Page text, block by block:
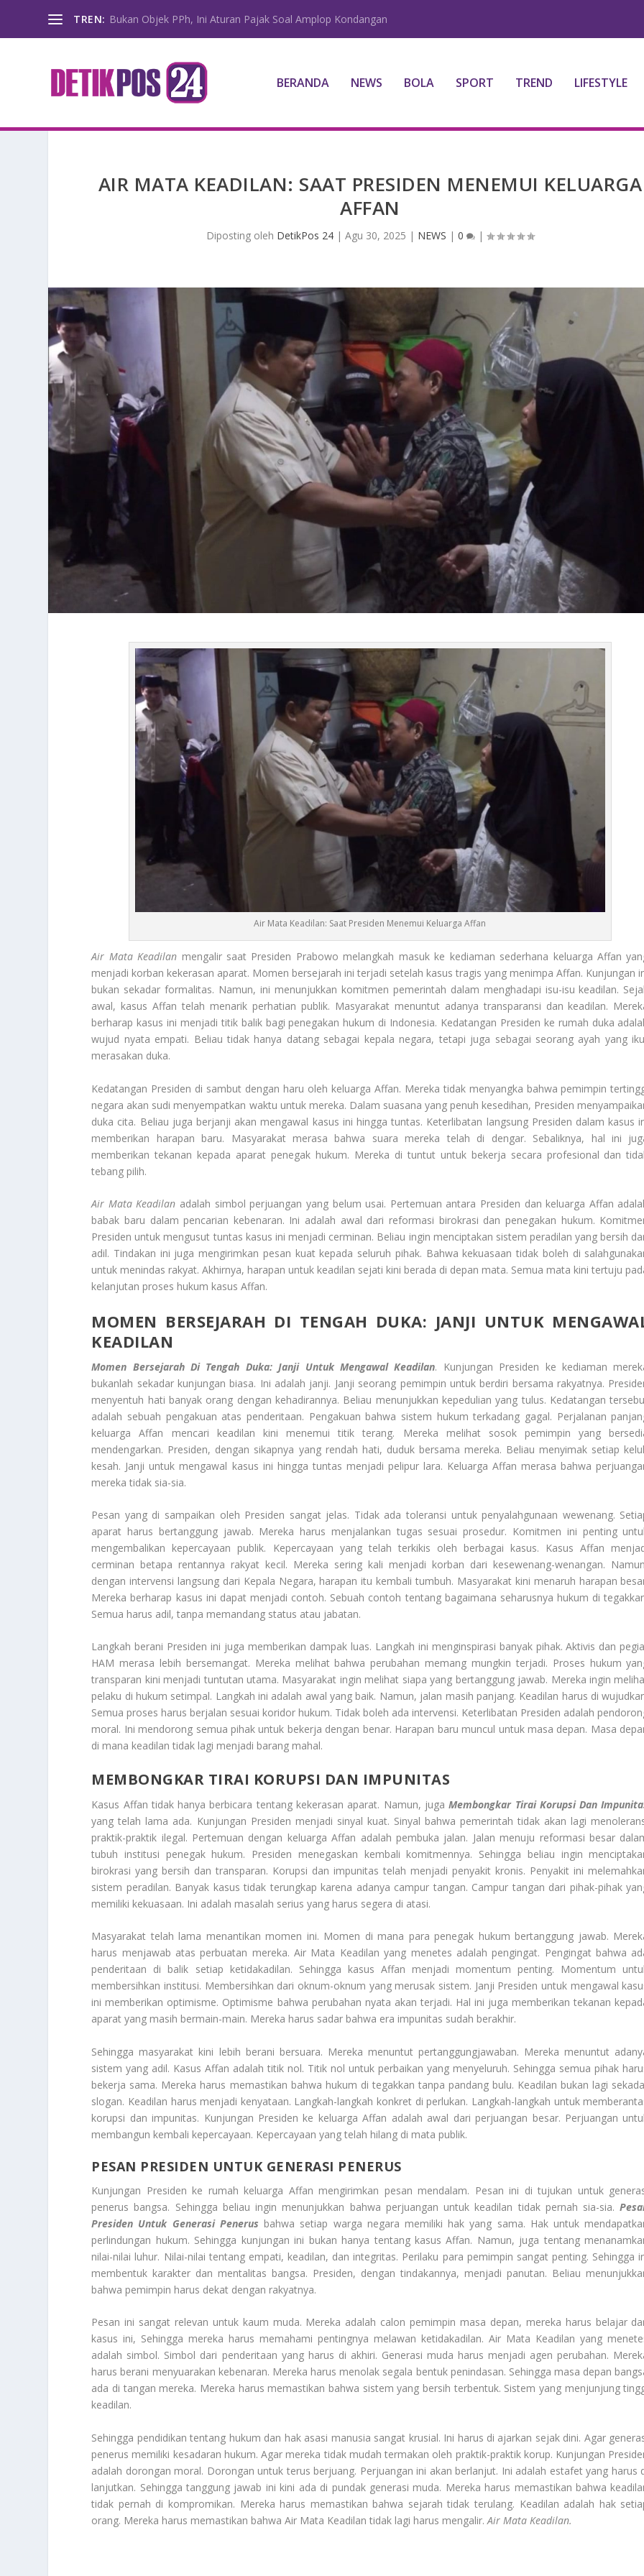
TREN: Bukan Objek PPh, Ini Aturan Pajak Soal Amplop Kondangan
BERANDA NEWS BOLA SPORT TREND LIFESTYLE
AIR MATA KEADILAN: SAAT PRESIDEN MENEMUI KELUARGA
AFFAN
Diposting oleh DetikPos 24| Agu 30, 2025 | NEWS | 0 |
Air Mata Keadilan: Saat Presiden Menemui Keluarga Affan
Air Mata Keadilan mengalir saat Presiden Prabowo melangkah masuk ke kediaman sederhana keluarga Affan
menjadi korban kekerasan aparat. Momen bersejarah ini terjadi setelah kasus tragis yang menimpa Affan. Kunjungan
bukan sekadar formalitas. Namun, ini menunjukkan komitmen pemerintah dalam menghadapi isu-isu keadilan.
awal, kasus Affan telah menarik perhatian publik. Masyarakat menuntut adanya transparansi dan keadilan.
berharap kasus ini menjadi titik balik bagi penegakan hukum di Indonesia. Kedatangan Presiden ke rumah duka
wujud nyata empati. Beliau tidak hanya datang sebagai kepala negara, tetapi juga sebagai seorang ayah yang
merasakan duka.
Kedatangan Presiden di sambut dengan haru oleh keluarga Affan. Mereka tidak menyangka bahwa pemimpin
negara akan sudi menyempatkan waktu untuk mereka. Dalam suasana yang penuh kesedihan, Presiden
duka cita. Beliau juga berjanji akan mengawal kasus ini hingga tuntas. Keterlibatan langsung Presiden dalam kasus
memberikan harapan baru. Masyarakat merasa bahwa suara mereka telah di dengar. Sebaliknya, hal ini
memberikan tekanan kepada aparat penegak hukum. Mereka di tuntut untuk bekerja secara profesional dan
tebang pilih.
Air Mata Keadilan adalah simbol perjuangan yang belum usai. Pertemuan antara Presiden dan keluarga Affan
babak baru dalam pencarian kebenaran. Ini adalah awal dari reformasi birokrasi dan penegakan hukum.
Presiden untuk mengusut tuntas kasus ini menjadi cerminan. Beliau ingin menciptakan sistem peradilan yang bersih
adil. Tindakan ini juga mengirimkan pesan kuat kepada seluruh pihak. Bahwa kekuasaan tidak boleh di
untuk menindas rakyat. Akhirnya, harapan untuk keadilan sejati kini berada di depan mata. Semua mata kini tertuju
kelanjutan proses hukum kasus Affan.
MOMEN BERSEJARAH DI TENGAH DUKA: JANJI UNTUK
KEADILAN
Momen Bersejarah Di Tengah Duka: Janji Untuk Mengawal Keadilan. Kunjungan Presiden ke kediaman
bukanlah sekadar kunjungan biasa. Ini adalah janji. Janji seorang pemimpin untuk berdiri bersama rakyatnya.
menyentuh hati banyak orang dengan kehadirannya. Beliau menunjukkan kepedulian yang tulus. Kedatangan
adalah sebuah pengakuan atas penderitaan. Pengakuan bahwa sistem hukum terkadang gagal. Perjalanan
keluarga Affan mencari keadilan kini menemui titik terang. Mereka melihat sosok pemimpin yang
mendengarkan. Presiden, dengan sikapnya yang rendah hati, duduk bersama mereka. Beliau menyimak setiap
kesah. Janji untuk mengawal kasus ini hingga tuntas menjadi pelipur lara. Keluarga Affan merasa bahwa
mereka tidak sia-sia.
Pesan yang di sampaikan oleh Presiden sangat jelas. Tidak ada toleransi untuk penyalahgunaan wewenang.
aparat harus bertanggung jawab. Mereka harus menjalankan tugas sesuai prosedur. Komitmen ini penting
mengembalikan kepercayaan publik. Kepercayaan yang telah terkikis oleh berbagai kasus. Kasus Affan
cerminan betapa rentannya rakyat kecil. Mereka sering kali menjadi korban dari kesewenang-wenangan.
dengan intervensi langsung dari Kepala Negara, harapan itu kembali tumbuh. Masyarakat kini menaruh harapan
Mereka berharap kasus ini dapat menjadi contoh. Sebuah contoh tentang bagaimana seharusnya hukum di
Semua harus adil, tanpa memandang status atau jabatan.
Langkah berani Presiden ini juga memberikan dampak luas. Langkah ini menginspirasi banyak pihak. Aktivis dan
HAM merasa lebih bersemangat. Mereka melihat bahwa perubahan memang mungkin terjadi. Proses hukum
transparan kini menjadi tuntutan utama. Masyarakat ingin melihat siapa yang bertanggung jawab. Mereka ingin
pelaku di hukum setimpal. Langkah ini adalah awal yang baik. Namun, jalan masih panjang. Keadilan harus di
Semua proses harus berjalan sesuai koridor hukum. Tidak boleh ada intervensi. Keterlibatan Presiden adalah
moral. Ini mendorong semua pihak untuk bekerja dengan benar. Harapan baru muncul untuk masa depan. Masa
di mana keadilan tidak lagi menjadi barang mahal.
MEMBONGKAR TIRAI KORUPSI DAN IMPUNITAS
Kasus Affan tidak hanya berbicara tentang kekerasan aparat. Namun, jugaMembongkar Tirai Korupsi Dan
yang telah lama ada. Kunjungan Presiden menjadi sinyal kuat. Sinyal bahwa pemerintah tidak akan lagi
praktik-praktik ilegal. Pertemuan dengan keluarga Affan adalah pembuka jalan. Jalan menuju reformasi besar
tubuh institusi penegak hukum. Presiden menegaskan kembali komitmennya. Sehingga beliau ingin
birokrasi yang bersih dan transparan. Korupsi dan impunitas telah menjadi penyakit kronis. Penyakit ini
sistem peradilan. Banyak kasus tidak terungkap karena adanya campur tangan. Campur tangan dari pihak-pihak
memiliki kekuasaan. Ini adalah masalah serius yang harus segera di atasi.
Masyarakat telah lama menantikan momen ini. Momen di mana para penegak hukum bertanggung jawab.
harus menjawab atas perbuatan mereka.Air Mata Keadilan yang menetes adalah pengingat. Pengingat bahwa
penderitaan di balik setiap ketidakadilan. Sehingga kasus Affan menjadi momentum penting. Momentum
membersihkan institusi. Membersihkan dari oknum-oknum yang merusak sistem. Janji Presiden untuk mengawal
ini memberikan optimisme. Optimisme bahwa perubahan nyata akan terjadi. Hal ini juga memberikan tekanan
aparat yang masih bermain-main. Mereka harus sadar bahwa era impunitas sudah berakhir.
Sehingga masyarakat kini lebih berani bersuara. Mereka menuntut pertanggungjawaban. Mereka menuntut
sistem yang adil. Kasus Affan adalah titik nol. Titik nol untuk perbaikan yang menyeluruh. Sehingga semua pihak
bekerja sama. Mereka harus memastikan bahwa hukum di tegakkan tanpa pandang bulu. Keadilan bukan lagi
slogan. Keadilan harus menjadi kenyataan. Langkah-langkah konkret di perlukan. Langkah-langkah untuk
korupsi dan impunitas. Kunjungan Presiden ke keluarga Affan adalah awal dari perjuangan besar. Perjuangan
membangun kembali kepercayaan. Kepercayaan yang telah hilang di mata publik.
PESAN PRESIDEN UNTUK GENERASI PENERUS
Kunjungan Presiden ke rumah keluarga Affan mengirimkan pesan mendalam. Pesan ini di tujukan untuk
penerus bangsa. Sehingga beliau ingin menunjukkan bahwa perjuangan untuk keadilan tidak pernah sia-sia.
Presiden Untuk Generasi Penerus bahwa setiap warga negara memiliki hak yang sama. Hak untuk
perlindungan hukum. Sehingga kunjungan ini bukan hanya tentang kasus Affan. Namun, juga tentang
nilai-nilai luhur. Nilai-nilai tentang empati, keadilan, dan integritas. Perilaku para pemimpin sangat penting. Sehingga
membentuk karakter dan mentalitas bangsa. Presiden, dengan tindakannya, menjadi panutan. Beliau
bahwa pemimpin harus dekat dengan rakyatnya.
Pesan ini sangat relevan untuk kaum muda. Mereka adalah calon pemimpin masa depan, mereka harus belajar
kasus ini, Sehingga mereka harus memahami pentingnya melawan ketidakadilan. Air Mata Keadilan yang
adalah simbol. Simbol dari penderitaan yang harus di akhiri. Generasi muda harus menjadi agen perubahan.
harus berani menyuarakan kebenaran. Mereka harus menolak segala bentuk penindasan. Sehingga masa depan
ada di tangan mereka. Mereka harus memastikan bahwa sistem yang bersih terbentuk. Sistem yang menjunjung
keadilan.
Sehingga pendidikan tentang hukum dan hak asasi manusia sangat krusial. Ini harus di ajarkan sejak dini. Agar
penerus memiliki kesadaran hukum. Agar mereka tidak mudah termakan oleh praktik-praktik korup. Kunjungan
adalah dorongan moral. Dorongan untuk terus berjuang. Perjuangan ini akan berlanjut. Ini adalah estafet yang harus
lanjutkan. Sehingga tanggung jawab ini kini ada di pundak generasi muda. Mereka harus memastikan bahwa
tidak pernah di kompromikan. Mereka harus memastikan bahwa sejarah tidak terulang. Keadilan adalah hak
orang. Mereka harus memastikan bahwa Air Mata Keadilan tidak lagi harus mengalir.Air Mata Keadilan.